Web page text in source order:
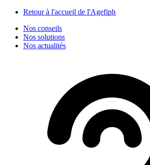
Retour à l'accueil de l'Agefiph
Nos conseils
Nos solutions
Nos actualités